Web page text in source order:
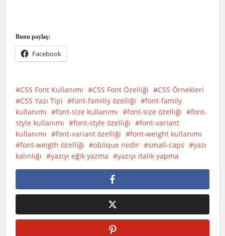
Bunu paylaş:
Facebook
CSS Font Kullanımı CSS Font Özelliği
CSS Örnekleri
CSS Yazı Tipi
font-familiy özelliği
font-family
kullanımı
font-size kullanımı font-size özelliği
font-
style kullanımı
font-style özelliği
font-variant
kullanımı
font-variant özelliği
font-weight kullanımı
font-weigth özelliği
oblique nedir small-caps
yazı
kalınlığı
yazıyı eğik yazma yazıyı italik yapma